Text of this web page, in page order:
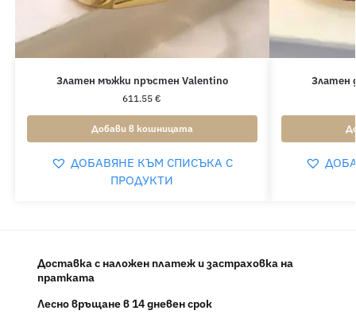
Златен мъжки пръстен Valentino
611.55€
Добави в кошницата
ДОБАВЯНЕ КЪМ СПИСЪКА С
ПРОДУКТИ
Златен
Доставка с наложен платеж и застраховка на
пратката
Лесно връщане в 14 дневен срок